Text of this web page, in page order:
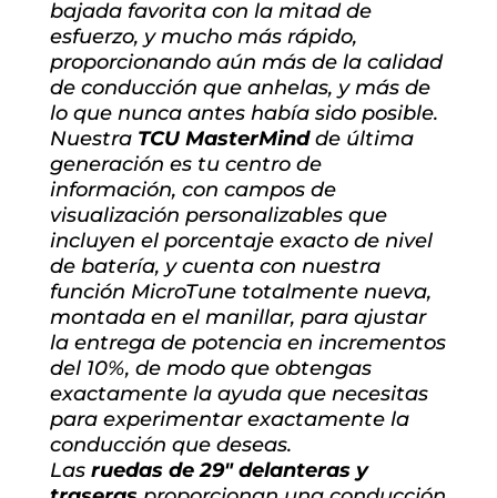
bajada favorita con la mitad de
esfuerzo, y mucho más rápido,
proporcionando aún más de la calidad
de conducción que anhelas, y más de
lo que nunca antes había sido posible.
Nuestra TCU MasterMindde última
generación es tu centro de
información, con campos de
visualización personalizables que
incluyen el porcentaje exacto de nivel
de batería, y cuenta con nuestra
función MicroTune totalmente nueva,
montada en el manillar, para ajustar
la entrega de potencia en incrementos
del 10%, de modo que obtengas
exactamente la ayuda que necesitas
para experimentar exactamente la
conducción que deseas.
Las ruedas de 29″ delanteras y